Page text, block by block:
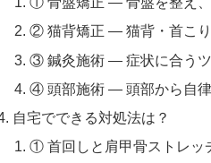
② 猫背矯正 — 猫背・首こ
③ 鍼灸施術 — 症状に合う
④ 頭部施術 — 頭部から自
自宅でできる対処法は？
① 首回しと肩甲骨ストレッ